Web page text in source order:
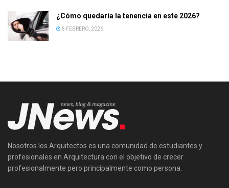
¿Cómo quedaría la tenencia en este 2026?
5 FEBRERO, 2026
Nosotros los Arquitectos es una comunidad de estudiantes y
profesionales en Arquitectura con el objetivo de crecer
profesionalmente pero principalmente como persona.